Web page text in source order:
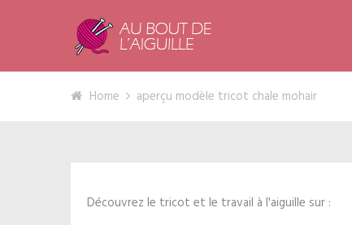
Home aperçu modèle tricot chale mohair
Découvrez le tricot et le travail à l'aiguille sur :